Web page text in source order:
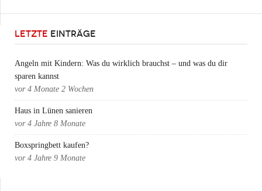
LETZTE EINTRÄGE
Angeln mit Kindern: Was du wirklich brauchst – und was du dir
sparen kannst
vor 4 Monate 2 Wochen
Haus in Lünen sanieren
vor 4 Jahre 8 Monate
Boxspringbett kaufen?
vor 4 Jahre 9 Monate